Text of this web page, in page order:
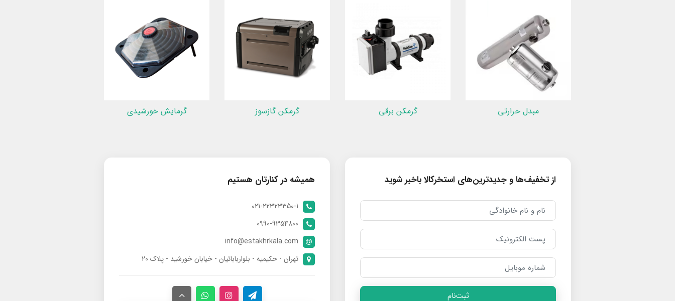
مبدل حرارتی گرمکن برقی گرمکن گازسوز گرمایش خورشیدی
از تخفیف‌ها و جدیدترین‌های استخرکالا باخبر شوید
ثبت‌نام
همیشه در کنارتان هستیم
021-22323350-1
0990-9354800
info@estakhrkala.com
تهران - حکیمیه - بلواربابائیان - خیابان خورشید - پلاک ۲۰